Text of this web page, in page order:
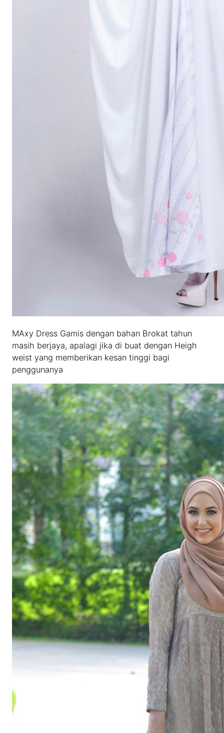
MAxy Dress Gamis dengan bahan Brokat tahun
masih berjaya, apalagi jika di buat dengan Heigh
weist yang memberikan kesan tinggi bagi
penggunanya